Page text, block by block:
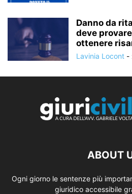
Danno da
deve
ottenere
Lavinia Locont -
ABOUT
Ogni giorno le sentenze più
giuridico accessibile